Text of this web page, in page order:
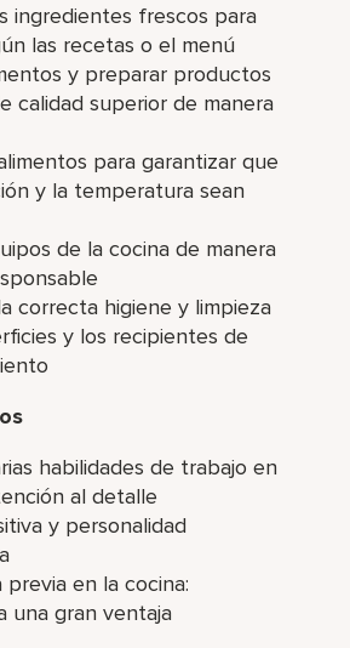
ingredientes frescos para
las recetas o el menú
y preparar productos
calidad superior de manera
para garantizar que
y la temperatura sean
de la cocina de manera
correcta higiene y limpieza
y los recipientes de
habilidades de trabajo en
al detalle
y personalidad
previa en la cocina:
una gran ventaja